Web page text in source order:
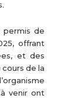
permis de
offrant
et des
de la
venir ont